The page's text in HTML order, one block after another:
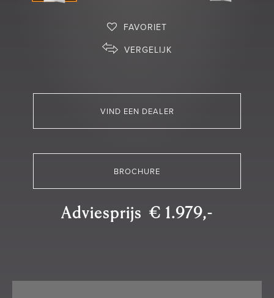
FAVORIET
VERGELIJK
VIND EEN DEALER
BROCHURE
Adviesprijs € 1.979,-